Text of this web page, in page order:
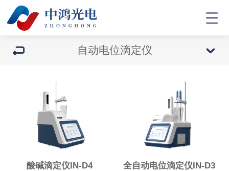
自动电位滴定仪
酸碱滴定仪IN-D4 全自动电位滴定仪IN-D3